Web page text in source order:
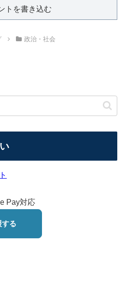
トを書き込む
政治・社会
Pay対応